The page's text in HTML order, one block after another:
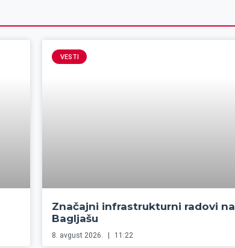
VESTI
Značajni infrastrukturni radovi na
Bagljašu
8. avgust 2026. 11:22